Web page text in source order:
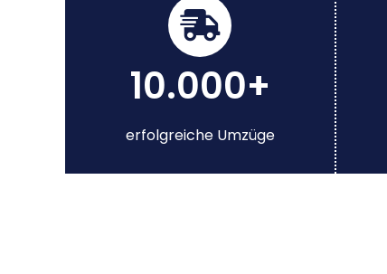
10.000+
erfolgreiche Umzüge